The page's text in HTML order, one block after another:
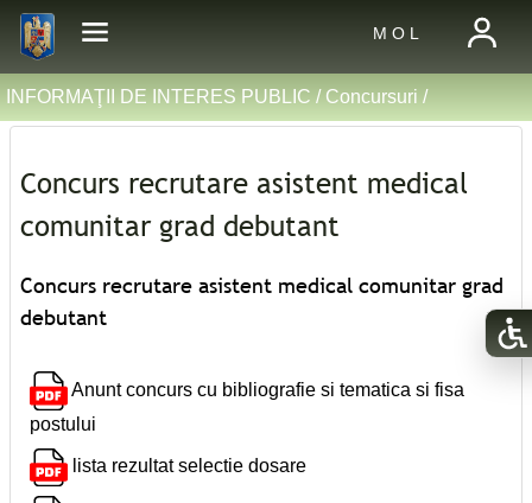
M O L
INFORMAŢII DE INTERES PUBLIC / Concursuri /
Concurs recrutare asistent medical
comunitar grad debutant
Concurs recrutare asistent medical comunitar grad
debutant
Anunt concurs cu bibliografie si tematica si fisa
postului
lista rezultat selectie dosare